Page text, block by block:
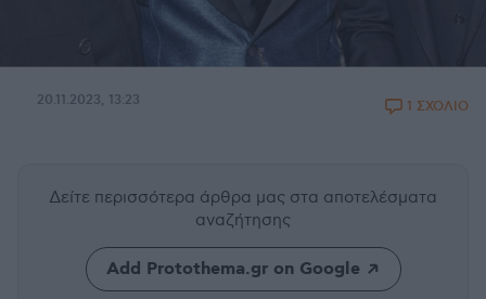
20.11.2023, 13:23 1 ΣΧΟΛΙΟ
Δείτε περισσότερα άρθρα μας στα αποτελέσματα
αναζήτησης
Add Protothema.gr on Google